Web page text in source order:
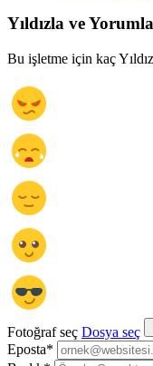
Yıldızla ve Yorumla
Bu işletme için kaç
Fotoğraf seç Dosya seç
Eposta*